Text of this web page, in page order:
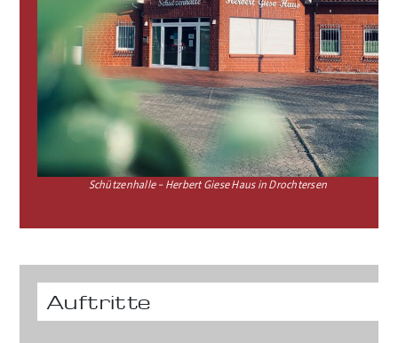
Schützenhalle – Herbert Giese Haus in Drochtersen
Auftritte